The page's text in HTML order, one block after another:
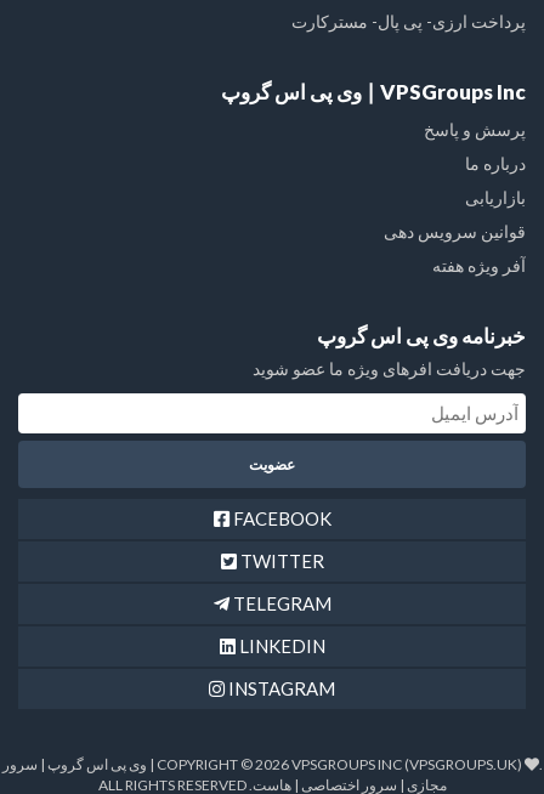
پرداخت ارزی- پی پال- مسترکارت
VPSGroups Inc ∣ وی پی اس گروپ
پرسش و پاسخ
درباره ما
بازاریابی
قوانین سرویس دهی
آفر ویژه هفته
خبرنامه وی پی اس گروپ
جهت دریافت افرهای ویژه ما عضو شوید
FACEBOOK
TWITTER
TELEGRAM
LINKEDIN
INSTAGRAM
.
COPYRIGHT © 2026 VPSGROUPS INC (VPSGROUPS.UK) | وی پی اس گروپ | سرور
مجازی | سرور اختصاصی | هاست. ALL RIGHTS RESERVED